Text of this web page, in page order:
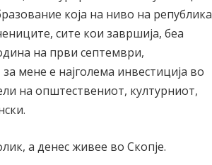
која на ниво на република
сите кои завршија, беа
на први септември,
мене е најголема инвестиција во
на општествениот, културниот,
а денес живее во Скопје.